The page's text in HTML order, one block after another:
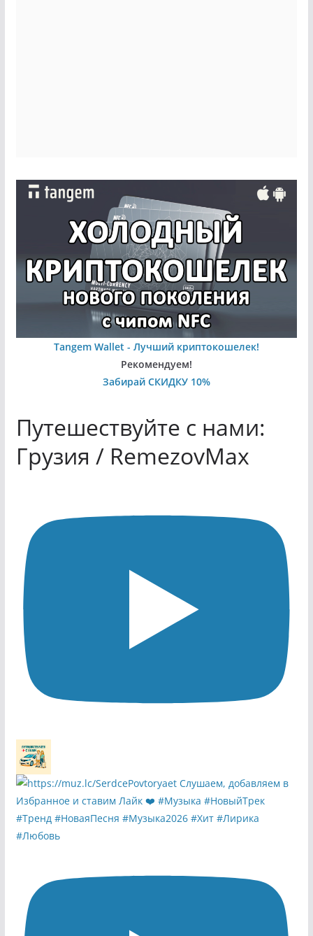
Tangem Wallet - Лучший криптокошелек!
Рекомендуем!
Забирай СКИДКУ 10%
Путешествуйте с нами:
Грузия / RemezovMax